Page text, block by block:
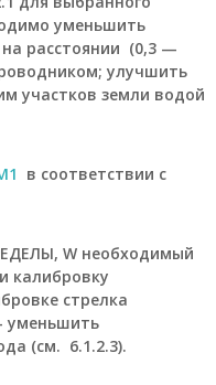
уменьшить
расстоянии (0,3 —
улучшить
участков земли водой
в соответствии с
W необходимый
калибровку
стрелка
уменьшить
(см. 6.1.2.3).